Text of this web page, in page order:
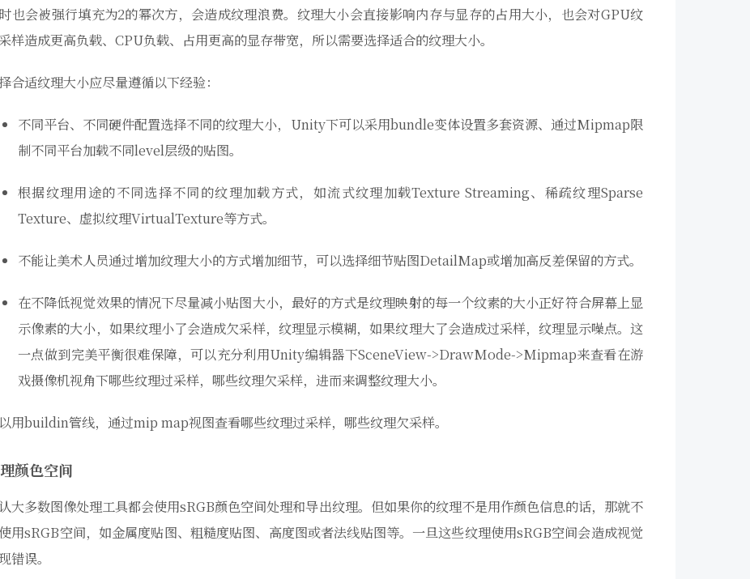
也会被强行填充为2的幂次方，会造成纹理浪费。纹理大小会直接影响内存与显存的占用大小，也会对GPU纹
样造成更高负载、CPU负载、占用更高的显存带宽，所以需要选择适合的纹理大小。
合适纹理大小应尽量遵循以下经验：
不同平台、不同硬件配置选择不同的纹理大小，Unity下可以采用bundle变体设置多套资源、通过Mipmap限
制不同平台加载不同level层级的贴图。
根据纹理用途的不同选择不同的纹理加载方式，如流式纹理加载Texture Streaming、稀疏纹理Sparse
Texture、虚拟纹理VirtualTexture等方式。
不能让美术人员通过增加纹理大小的方式增加细节，可以选择细节贴图DetailMap或增加高反差保留的方式。
在不降低视觉效果的情况下尽量减小贴图大小，最好的方式是纹理映射的每一个纹素的大小正好符合屏幕上显
示像素的大小，如果纹理小了会造成欠采样，纹理显示模糊，如果纹理大了会造成过采样，纹理显示噪点。这
一点做到完美平衡很难保障，可以充分利用Unity编辑器下SceneView->DrawMode->Mipmap来查看在游
戏摄像机视角下哪些纹理过采样，哪些纹理欠采样，进而来调整纹理大小。
用buildin管线，通过mip map视图查看哪些纹理过采样，哪些纹理欠采样。
颜色空间
大多数图像处理工具都会使用sRGB颜色空间处理和导出纹理。但如果你的纹理不是用作颜色信息的话，那就不
用sRGB空间，如金属度贴图、粗糙度贴图、高度图或者法线贴图等。一旦这些纹理使用sRGB空间会造成视觉
错误。